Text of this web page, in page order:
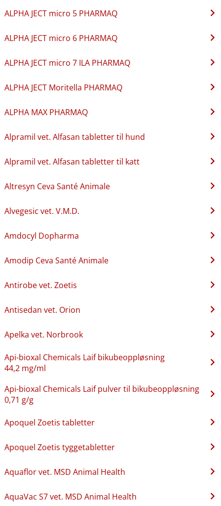
ALPHA JECT micro 5 PHARMAQ
ALPHA JECT micro 6 PHARMAQ
ALPHA JECT micro 7 ILA PHARMAQ
ALPHA JECT Moritella PHARMAQ
ALPHA MAX PHARMAQ
Alpramil vet. Alfasan tabletter til hund
Alpramil vet. Alfasan tabletter til katt
Altresyn Ceva Santé Animale
Alvegesic vet. V.M.D.
Amdocyl Dopharma
Amodip Ceva Santé Animale
Antirobe vet. Zoetis
Antisedan vet. Orion
Apelka vet. Norbrook
Api-bioxal Chemicals Laif bikubeoppløsning
44,2 mg/ml
Api-bioxal Chemicals Laif pulver til bikubeoppløsning
0,71 g/g
Apoquel Zoetis tabletter
Apoquel Zoetis tyggetabletter
Aquaflor vet. MSD Animal Health
AquaVac S7 vet. MSD Animal Health